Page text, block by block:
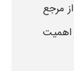
مرجع
اهمیت